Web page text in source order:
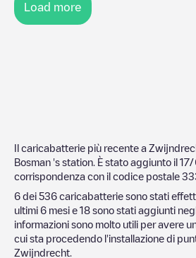
Load more
Il caricabatterie più recente a
Bosman 's station . È stato aggiunto il
corrispondenza con il codice postale
6 dei 536 caricabatterie sono stati
ultimi 6 mesi e 18 sono stati aggiunti
informazioni sono molto utili per avere
cui sta procedendo l'installazione di
Zwijndrecht